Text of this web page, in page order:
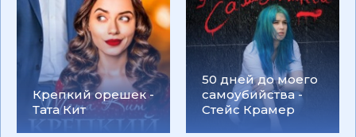
Крепкий орешек -
Тата Кит
50 дней до моего
самоубийства -
Стейс Крамер